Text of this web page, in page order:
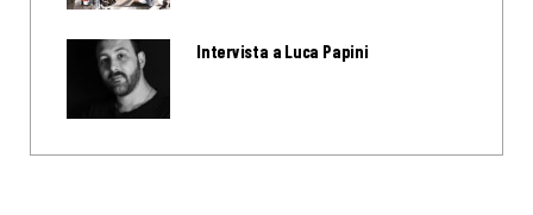
Intervista a Luca Papini